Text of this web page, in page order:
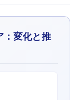
：変化と推